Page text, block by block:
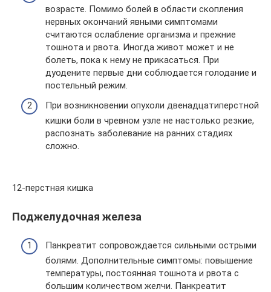
возрасте. Помимо болей в области скопления
нервных окончаний явными симптомами
считаются ослабление организма и прежние
тошнота и рвота. Иногда живот может и не
болеть, пока к нему не прикасаться. При
дуодените первые дни соблюдается голодание и
постельный режим.
При возникновении опухоли двенадцатиперстной
кишки боли в чревном узле не настолько резкие,
распознать заболевание на ранних стадиях
сложно.
12-перстная кишка
Поджелудочная железа
Панкреатит сопровождается сильными острыми
болями. Дополнительные симптомы: повышение
температуры, постоянная тошнота и рвота с
большим количеством желчи. Панкреатит